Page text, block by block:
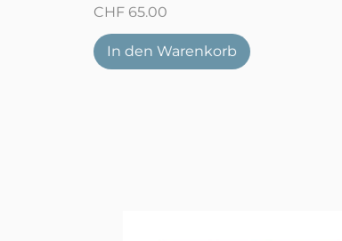
Preis
CHF 65.00
In den Warenkorb